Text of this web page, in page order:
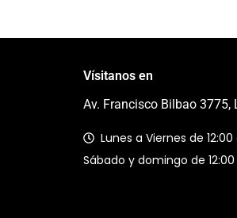
Vísitanos en
Av. Francisco Bilbao 3775,
Lunes a Viernes de 12:00
Sábado y domingo de 12:00